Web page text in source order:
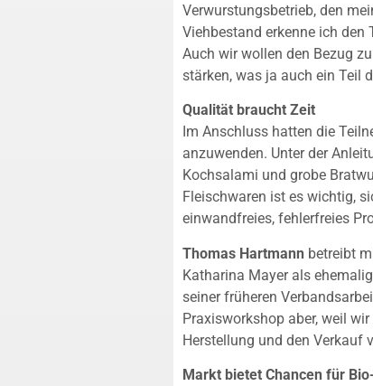
Verwurstungsbetrieb, den
Viehbestand erkenne ich den
Auch wir wollen den Bezug
stärken, was ja auch ein Teil
Qualität braucht Zeit
Im Anschluss hatten die
anzuwenden. Unter der
Kochsalami und grobe
Fleischwaren ist es wichtig,
einwandfreies, fehlerfreies
Thomas Hartmann betreibt
Katharina Mayer als
seiner früheren
Praxisworkshop aber, weil
Herstellung und den Verkauf
Markt bietet Chancen für